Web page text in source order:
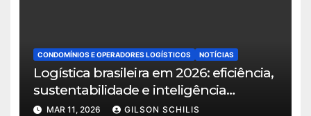
CONDOMÍNIOS E OPERADORES LOGÍSTICOS NOTÍCIAS
Logística brasileira em 2026: eficiência,
sustentabilidade e inteligência
territorial norteiam o crescimento do
MAR 11, 2026 GILSON SCHILIS